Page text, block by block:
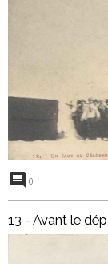
0
13 - Avant le